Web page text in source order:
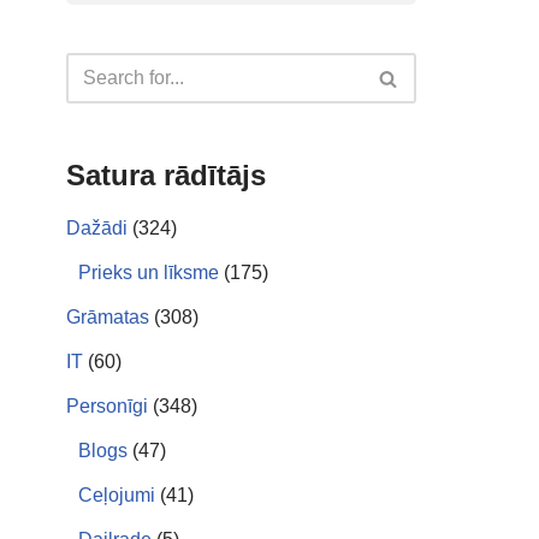
Satura rādītājs
Dažādi (324)
Prieks un līksme (175)
Grāmatas (308)
IT (60)
Personīgi (348)
Blogs (47)
Ceļojumi (41)